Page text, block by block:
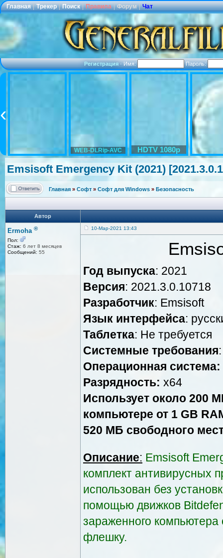
Главная | Трекер | Поиск | Правила | Форум | Чат
Регистрация·Имя: Пароль:
WEB-DLRip-AVC HDTV 1080p
Emsisoft Emergency Kit (2021)
Главная » Софт » Софт для Windows » Безопасность
Автор
Ermoha ®
Пол:
Стаж: 6 лет 8 месяцев
Сообщений: 55
10-Мар-2021 13:43
Год выпуска: 2021
Версия: 2021.3.0.10718
Разработчик: Emsisoft
Язык интерфейса:
Таблетка: Не требуется
Системные требования:
Операционная система:
Разрядность: x64
Использует около 200
компьютере от 1 GB
520 МБ свободного
Описание: Emsisoft
комплект антивирусных
использован без
помощью движков
зараженного
флешку.